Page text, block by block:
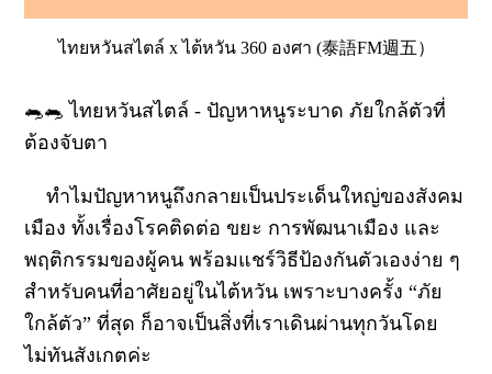
ไทยหวันสไตล์ x ไต้หวัน 360 องศา (泰語FM週五）
🐀🐀 ไทยหวันสไตล์ - ปัญหาหนูระบาด ภัยใกล้ตัวที่
ต้องจับตา
ทำไมปัญหาหนูถึงกลายเป็นประเด็นใหญ่ของสังคม
เมือง ทั้งเรื่องโรคติดต่อ ขยะ การพัฒนาเมือง และ
พฤติกรรมของผู้คน พร้อมแชร์วิธีป้องกันตัวเองง่าย ๆ
สำหรับคนที่อาศัยอยู่ในไต้หวัน เพราะบางครั้ง “ภัย
ใกล้ตัว” ที่สุด ก็อาจเป็นสิ่งที่เราเดินผ่านทุกวันโดย
ไม่ทันสังเกตค่ะ